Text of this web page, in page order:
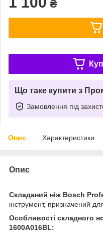
₴
Що таке купити з
Замовлення під
Опис Характеристики
Опис
Складаний ніж Bosch
інструмент, призначений
Особливості складного
1600A016BL: